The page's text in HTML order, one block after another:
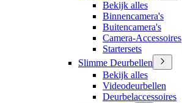
Bekijk alles
Binnencamera's
Buitencamera's
Camera-Accessoires
Startersets
Slimme Deurbellen
Bekijk alles
Videodeurbellen
Deurbelaccessoires